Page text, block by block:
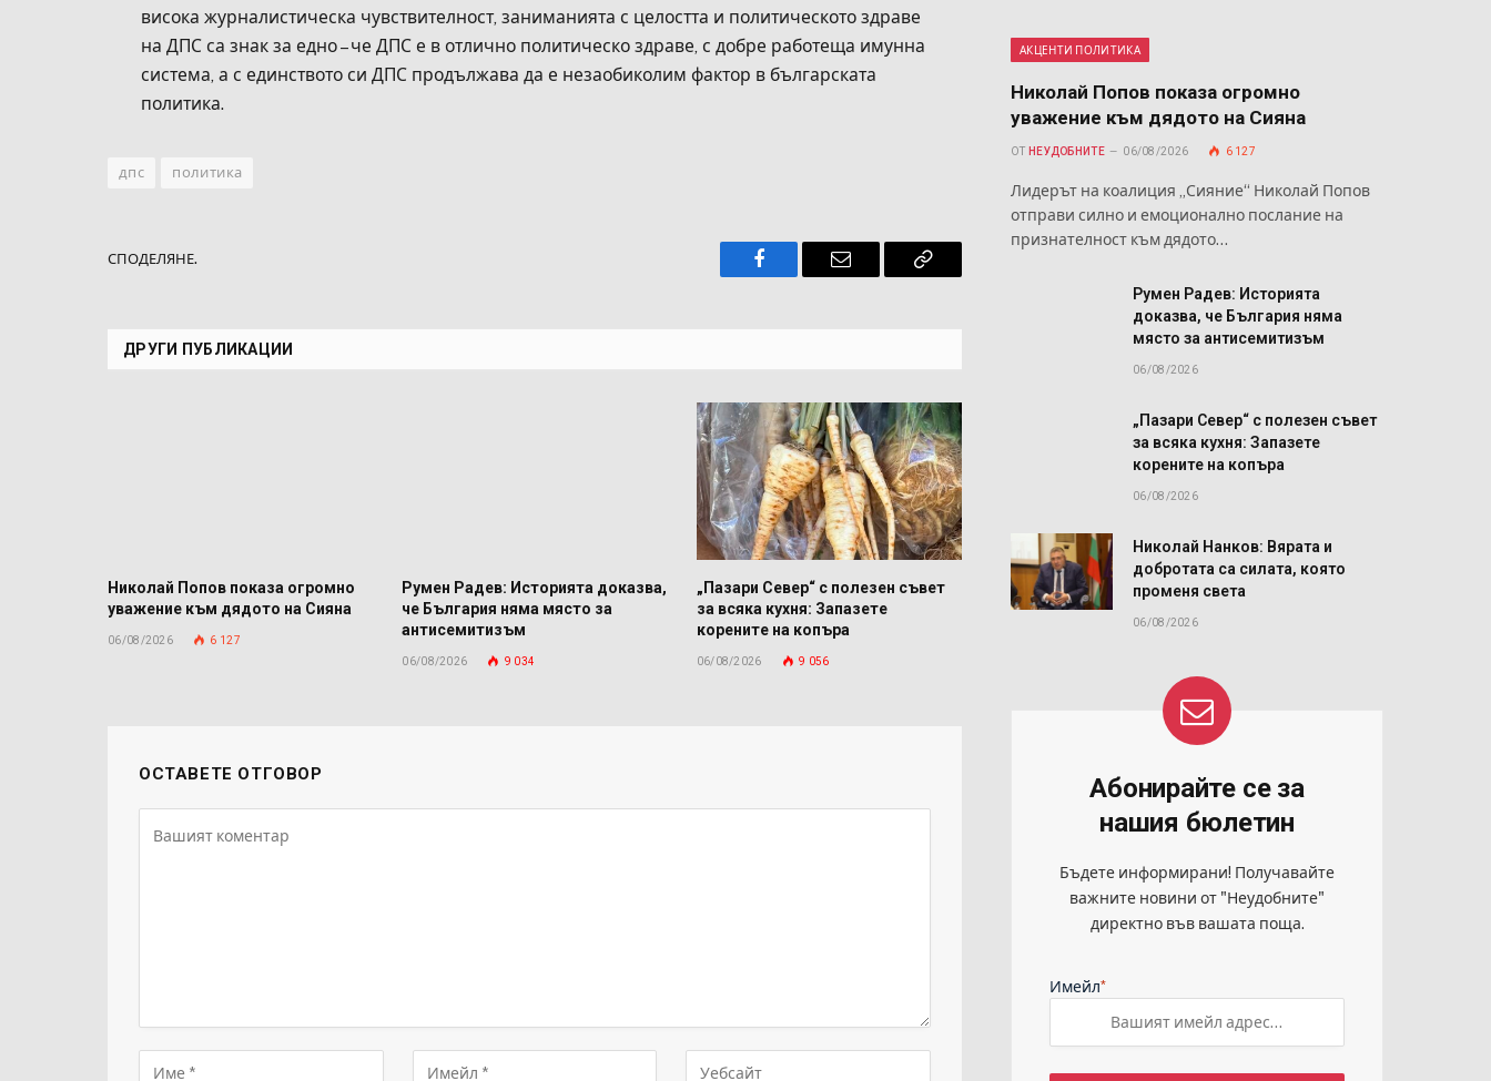
висока журналистическа чувствителност, заниманията с целостта и политическото здраве
на ДПС са знак за едно – че ДПС е в отлично политическо здраве, с добре работеща имунна
система, а с единството си ДПС продължава да е незаобиколим фактор в българската
политика.
дпс политика
СПОДЕЛЯНЕ.
Facebook Имейл
Копирай
ДРУГИ ПУБЛИКАЦИИ
Николай Попов показа огромно
уважение към дядото на Сияна
06/08/2026 6 127
Румен Радев: Историята доказва,
че България няма място за
антисемитизъм
06/08/2026 9 034
„Пазари Север“ с полезен съвет
за всяка кухня: Запазете
корените на копъра
06/08/2026 9 056
ОСТАВЕТЕ ОТГОВОР
АКЦЕНТИ ПОЛИТИКА
Николай Попов показа огромно
уважение към дядото на Сияна
ОТ НЕУДОБНИТЕ 06/08/2026 6 127
Лидерът на коалиция „Сияние“ Николай Попов
отправи силно и емоционално послание на
признателност към дядото…
Румен Радев: Историята
доказва, че България няма
място за антисемитизъм
06/08/2026
„Пазари Север“ с полезен съвет
за всяка кухня: Запазете
корените на копъра
06/08/2026
Николай Нанков: Вярата и
добротата са силата, която
променя света
06/08/2026
Абонирайте се за
нашия бюлетин
Бъдете информирани! Получавайте
важните новини от "Неудобните"
директно във вашата поща.
Имейл*